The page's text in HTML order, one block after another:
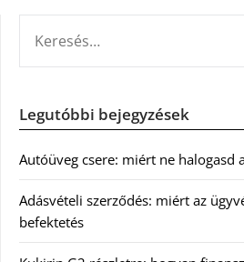
Legutóbbi bejegyzések
Autóüveg csere: miért ne halogasd
Adásvételi szerződés: miért az
befektetés